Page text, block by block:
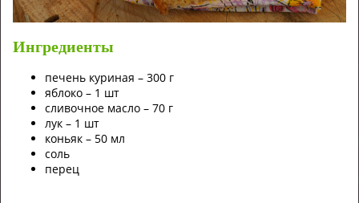
Ингредиенты
печень куриная – 300 г
яблоко – 1 шт
сливочное масло – 70 г
лук – 1 шт
коньяк – 50 мл
соль
перец